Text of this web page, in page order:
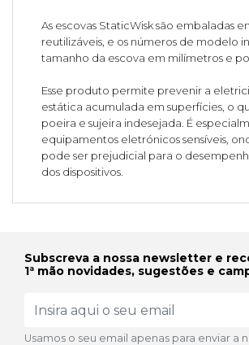
As escovas StaticWisk são embaladas
reutilizáveis, e os números de modelo
tamanho da escova em milímetros e
Esse produto permite prevenir a
estática acumulada em superfícies, o
poeira e sujeira indesejada. É
equipamentos eletrónicos sensíveis,
pode ser prejudicial para o
dos dispositivos.
Subscreva a nossa newsletter e
1ª mão novidades, sugestões e
Usamos o seu email apenas para enviar a